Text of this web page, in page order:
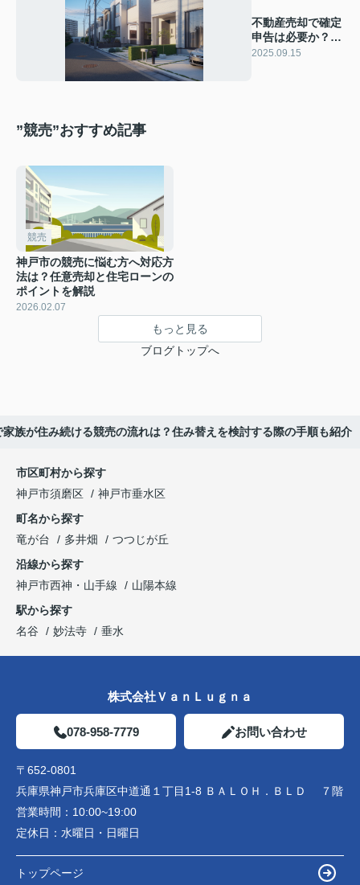
不動産売却で確定
申告は必要か？判
断基準や申告の流
2025.09.15
”競売”おすすめ記事
競売
神戸市の競売に悩む方へ対応方
法は？任意売却と住宅ローンの
ポイントを解説
2026.02.07
もっと見る
ブログトップへ
家族が住み続ける競売の流れは？住み替えを検討する際の手順も紹介
市区町村から探す
神戸市須磨区
神戸市垂水区
町名から探す
竜が台
多井畑
つつじが丘
沿線から探す
神戸市西神・山手線
山陽本線
駅から探す
名谷
妙法寺 垂水
株式会社ＶａｎＬｕｇｎａ
078-958-7779 お問い合わせ
〒652-0801
兵庫県神戸市兵庫区中道通１丁目1-8 ＢＡＬＯＨ．ＢＬＤ ７階
営業時間： 10:00~19:00
定休日： 水曜日・日曜日
トップページ